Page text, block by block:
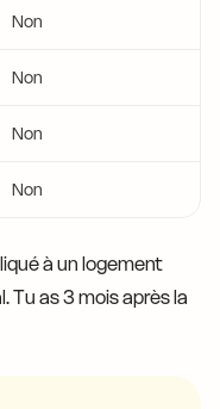
Non
Non
Non
Non
à un logement
as 3 mois après la